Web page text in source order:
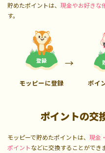
貯めたポイントは、 現金やお好きな
す。
モッピーに登録 ポイ
ポイントの交
モッピーで貯めたポイントは、 現金
ポイントなどに交換することができ